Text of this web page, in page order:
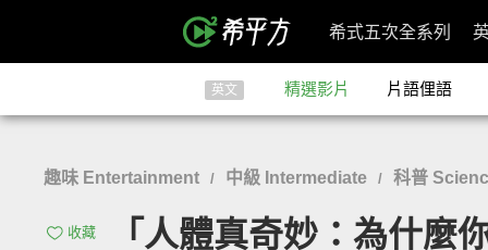
希式五次全系列
英文 精選影片 片語俚語
趣味 Entertainment / 中級 Intermediate / 科普
收藏
「人體真奇妙：為什